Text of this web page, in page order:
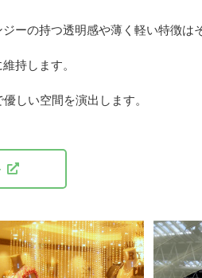
ーの持つ透明感や薄く軽い特徴は
持します。
しい空間を演出します。